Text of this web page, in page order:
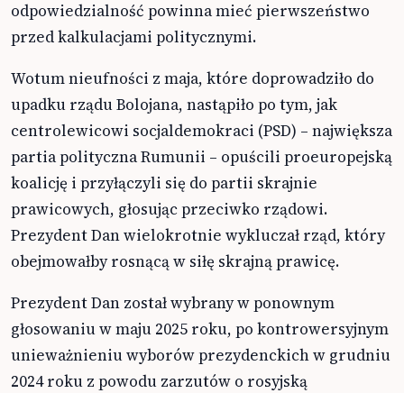
odpowiedzialność powinna mieć pierwszeństwo
przed kalkulacjami politycznymi.
Wotum nieufności z maja, które doprowadziło do
upadku rządu Bolojana, nastąpiło po tym, jak
centrolewicowi socjaldemokraci (PSD) – największa
partia polityczna Rumunii – opuścili proeuropejską
koalicję i przyłączyli się do partii skrajnie
prawicowych, głosując przeciwko rządowi.
Prezydent Dan wielokrotnie wykluczał rząd, który
obejmowałby rosnącą w siłę skrajną prawicę.
Prezydent Dan został wybrany w ponownym
głosowaniu w maju 2025 roku, po kontrowersyjnym
unieważnieniu wyborów prezydenckich w grudniu
2024 roku z powodu zarzutów o rosyjską